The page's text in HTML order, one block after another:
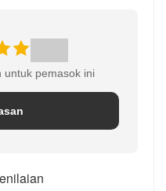
untuk pemasok ini